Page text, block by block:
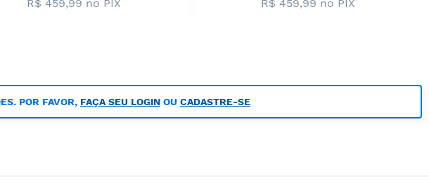
R$ 459,99 no PIX
R$ 459,99 no PIX
POR FAVOR, FAÇA SEU LOGIN OU CADASTRE-SE